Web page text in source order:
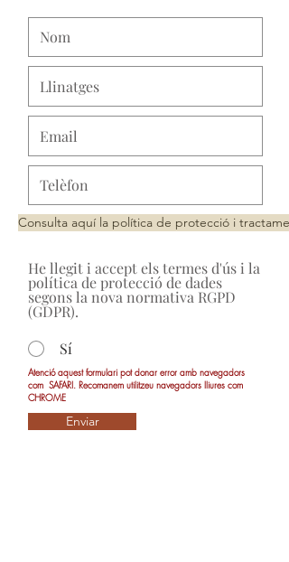
Consulta aquí la política de protecció i
He llegit i accept els termes d'ús i la
política de protecció de dades
segons la nova normativa RGPD
(GDPR).
Sí
Atenció aquest formulari pot donar error amb navegadors
com SAFARI. Recomanem utilitzeu navegadors lliures com
CHROME
Enviar